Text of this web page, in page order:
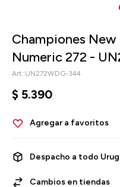
Championes New
Numeric 272 -
UN272WDG-344
$ 5.390
Despacho a todo
Cambios en tiendas